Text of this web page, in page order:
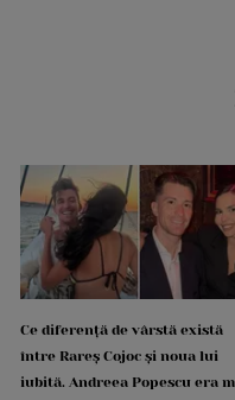
Ce diferență de vârstă există
între Rareș Cojoc și noua lui
iubită. Andreea Popescu era